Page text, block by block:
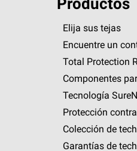
Productos
Elija sus tejas
Encuentre un
Total Protection
Componentes
Tecnología
Protección
Colección de
Garantías de